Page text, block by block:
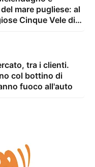
mare pugliese: al
Cinque Vele di
tra i clienti.
col bottino di
fuoco all'auto